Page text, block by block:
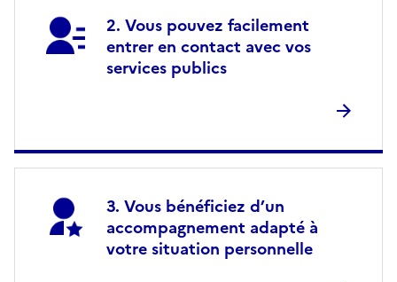
Vous pouvez facilement
entrer en contact avec vos
services publics
Vous bénéficiez d’un
accompagnement adapté à
votre situation personnelle